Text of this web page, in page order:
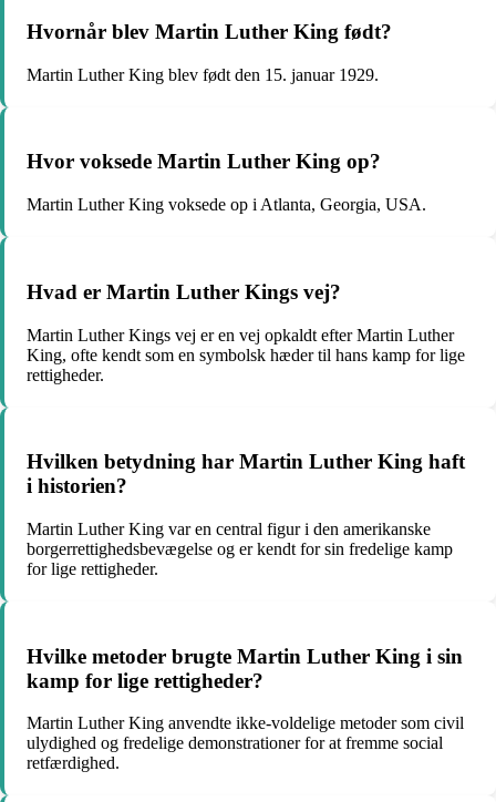
Hvornår blev Martin Luther King født?
Martin Luther King blev født den 15. januar 1929.
Hvor voksede Martin Luther King op?
Martin Luther King voksede op i Atlanta, Georgia, USA.
Hvad er Martin Luther Kings vej?
Martin Luther Kings vej er en vej opkaldt efter Martin Luther
King, ofte kendt som en symbolsk hæder til hans kamp for lige
rettigheder.
Hvilken betydning har Martin Luther King haft
i historien?
Martin Luther King var en central figur i den amerikanske
borgerrettighedsbevægelse og er kendt for sin fredelige kamp
for lige rettigheder.
Hvilke metoder brugte Martin Luther King i sin
kamp for lige rettigheder?
Martin Luther King anvendte ikke-voldelige metoder som civil
ulydighed og fredelige demonstrationer for at fremme social
retfærdighed.